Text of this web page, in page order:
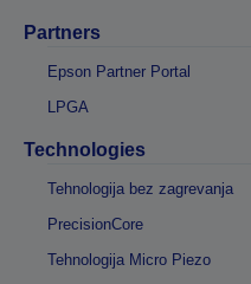
Partners
Epson Partner Portal
LPGA
Technologies
Tehnologija bez zagrevanja
PrecisionCore
Tehnologija Micro Piezo